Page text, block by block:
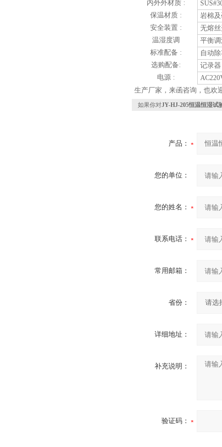
内外外材质 :
保温材质 :
岩棉
安全装置 :
无熔
温湿度调
平衡
标准配备 :
自动
选购配备:
记录器
电源 :
生产厂家，来函咨询，也欢
如果你对JY-HJ-205恒温恒湿试
产品：
您的单位：
您的姓名：
联系电话：
常用邮箱：
省份：
详细地址：
补充说明：
验证码：